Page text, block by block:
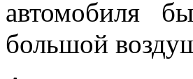
автомобиля
большой